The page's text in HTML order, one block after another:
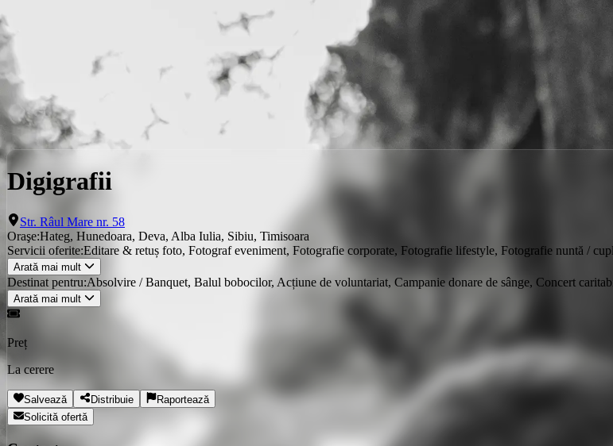
Servicii Hateg Digigrafii
Digigrafii
Str. Râul Mare nr. 58
Oraşe:Hateg, Hunedoara, Deva, Alba Iulia, Sibiu, Timisoara
Servicii oferite:Editare & retuș foto, Fotograf eveniment, Fotografie corporate, Fotografie lifestyle, Fotografie nuntă /
Arată mai mult
Destinat pentru:Absolvire / Banquet, Balul bobocilor, Acțiune de voluntariat, Campanie donare de sânge, Concert
Arată mai mult
Preț
La cerere
Salvează Distribuie
Raportează
Solicită ofertă